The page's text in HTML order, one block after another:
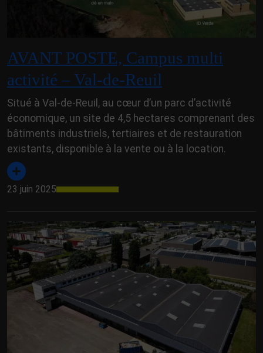
AVANT POSTE, Campus multi
activité – Val-de-Reuil
Situé à Val-de-Reuil, au cœur d’un parc d’activité
économique, un site de 4,5 hectares comprenant des
bâtiments industriels, tertiaires et de restauration
existants, disponible à la vente ou à la location.
23 juin 2025